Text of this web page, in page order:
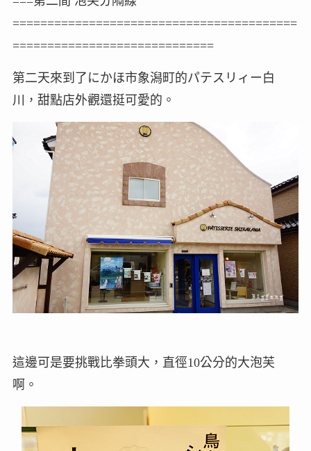
=========================================
=============================
第二天來到了にかほ市象潟町的パテスリィー白
川，甜點店外觀還挺可愛的。
這邊可是要挑戰比拳頭大，直徑10公分的大泡芙
啊。